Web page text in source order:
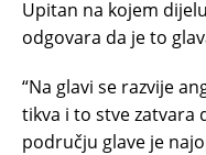
Upitan na kojem
odgovara da je to
“Na glavi se razvije
tikva i to stve zatvara
području glave je